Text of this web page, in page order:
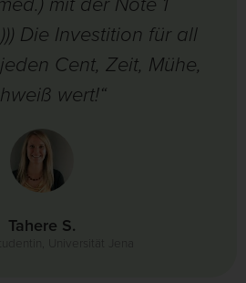
Die Investition für all
Cent, Zeit, Mühe,
wert!“
Tahere S.
Universität Jena